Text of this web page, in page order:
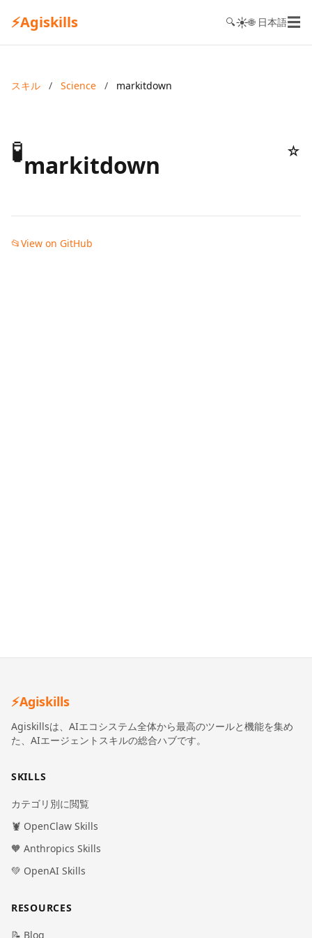
⚡Agiskills 🔍☀️🌐 日本語☰
スキル / Science / markitdown
🧪markitdown ☆
📂View on GitHub
⚡Agiskills
Agiskillsは、AIエコシステム全体から最高のツールと機能を集め
た、AIエージェントスキルの総合ハブです。
SKILLS
カテゴリ別に閲覧
🦞 OpenClaw Skills
🧡 Anthropics Skills
💚 OpenAI Skills
RESOURCES
📝 Blog